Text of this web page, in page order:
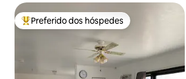
Entre os melhores preferidos dos hóspedes
Preferido dos hóspedes